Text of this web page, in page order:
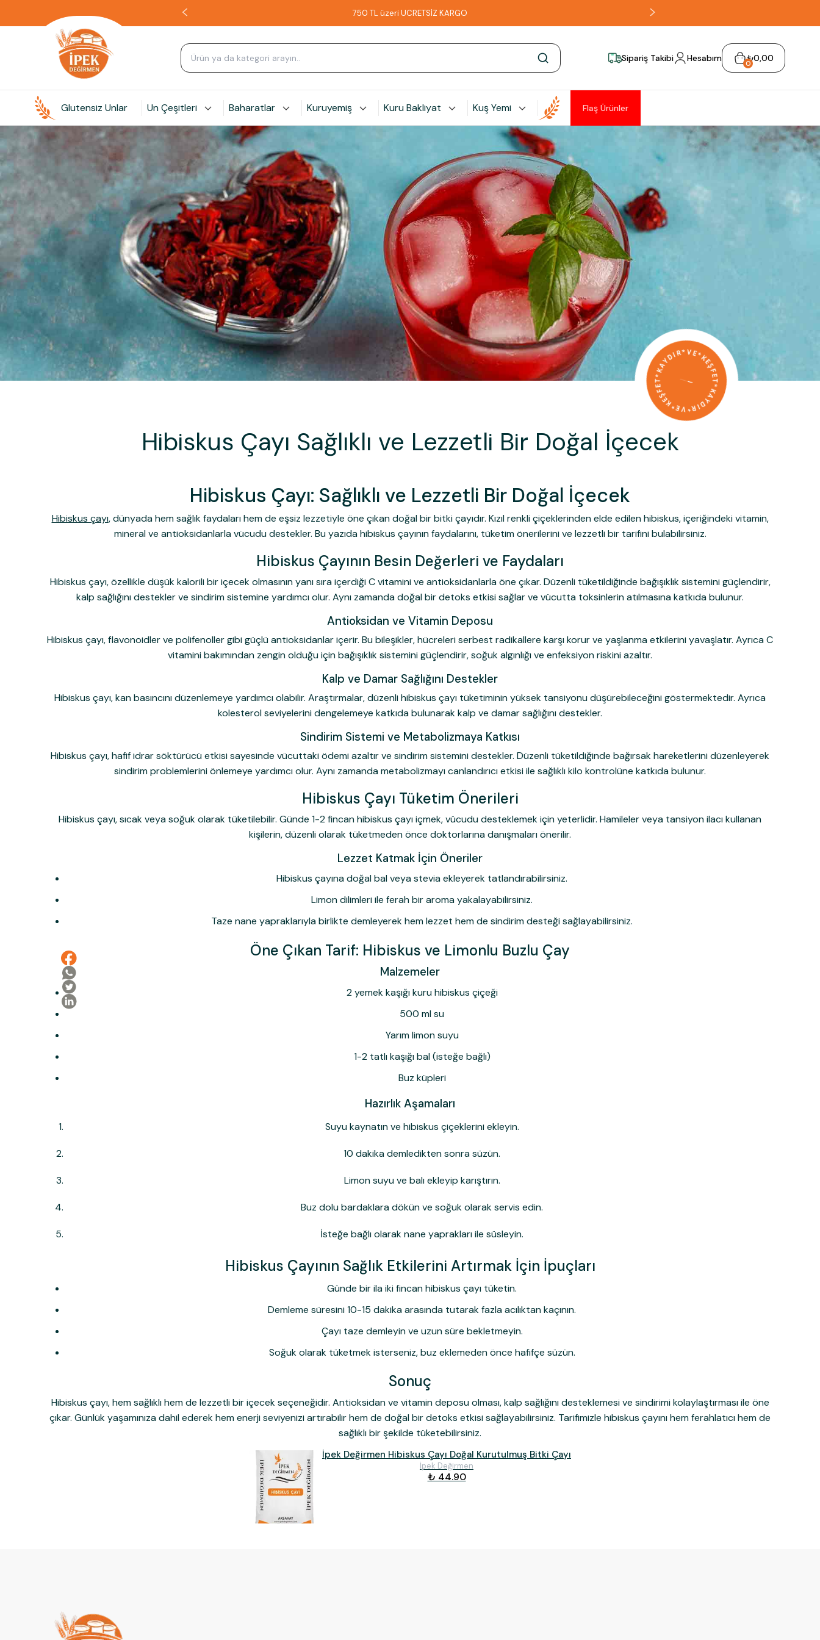
750 TL üzeri ÜCRETSİZ KARGO
Sipariş Takibi Hesabım 0₺0,00
Glutensiz Unlar Un Çeşitleri Baharatlar Kuruyemiş Kuru Bakliyat Kuş Yemi Flaş Ürünler
Hibiskus Çayı Sağlıklı ve Lezzetli Bir Doğal İçecek
Hibiskus Çayı: Sağlıklı ve Lezzetli Bir Doğal İçecek
Hibiskus çayı, dünyada hem sağlık faydaları hem de eşsiz lezzetiyle öne çıkan doğal bir bitki çayıdır. Kızıl renkli çiçeklerinden elde edilen hibiskus, içeriğindeki vitamin,
mineral ve antioksidanlarla vücudu destekler. Bu yazıda hibiskus çayının faydalarını, tüketim önerilerini ve lezzetli bir tarifini bulabilirsiniz.
Hibiskus Çayının Besin Değerleri ve Faydaları
Hibiskus çayı, özellikle düşük kalorili bir içecek olmasının yanı sıra içerdiği C vitamini ve antioksidanlarla öne çıkar. Düzenli tüketildiğinde bağışıklık sistemini güçlendirir,
kalp sağlığını destekler ve sindirim sistemine yardımcı olur. Aynı zamanda doğal bir detoks etkisi sağlar ve vücutta toksinlerin atılmasına katkıda bulunur.
Antioksidan ve Vitamin Deposu
Hibiskus çayı, flavonoidler ve polifenoller gibi güçlü antioksidanlar içerir. Bu bileşikler, hücreleri serbest radikallere karşı korur ve yaşlanma etkilerini yavaşlatır. Ayrıca C
vitamini bakımından zengin olduğu için bağışıklık sistemini güçlendirir, soğuk algınlığı ve enfeksiyon riskini azaltır.
Kalp ve Damar Sağlığını Destekler
Hibiskus çayı, kan basıncını düzenlemeye yardımcı olabilir. Araştırmalar, düzenli hibiskus çayı tüketiminin yüksek tansiyonu düşürebileceğini göstermektedir. Ayrıca
kolesterol seviyelerini dengelemeye katkıda bulunarak kalp ve damar sağlığını destekler.
Sindirim Sistemi ve Metabolizmaya Katkısı
Hibiskus çayı, hafif idrar söktürücü etkisi sayesinde vücuttaki ödemi azaltır ve sindirim sistemini destekler. Düzenli tüketildiğinde bağırsak hareketlerini düzenleyerek
sindirim problemlerini önlemeye yardımcı olur. Aynı zamanda metabolizmayı canlandırıcı etkisi ile sağlıklı kilo kontrolüne katkıda bulunur.
Hibiskus Çayı Tüketim Önerileri
Hibiskus çayı, sıcak veya soğuk olarak tüketilebilir. Günde 1-2 fincan hibiskus çayı içmek, vücudu desteklemek için yeterlidir. Hamileler veya tansiyon ilacı kullanan
kişilerin, düzenli olarak tüketmeden önce doktorlarına danışmaları önerilir.
Lezzet Katmak İçin Öneriler
Hibiskus çayına doğal bal veya stevia ekleyerek tatlandırabilirsiniz.
Limon dilimleri ile ferah bir aroma yakalayabilirsiniz.
Taze nane yapraklarıyla birlikte demleyerek hem lezzet hem de sindirim desteği sağlayabilirsiniz.
Öne Çıkan Tarif: Hibiskus ve Limonlu Buzlu Çay
Malzemeler
2 yemek kaşığı kuru hibiskus çiçeği
500 ml su
Yarım limon suyu
1-2 tatlı kaşığı bal (isteğe bağlı)
Buz küpleri
Hazırlık Aşamaları
Suyu kaynatın ve hibiskus çiçeklerini ekleyin.
10 dakika demledikten sonra süzün.
Limon suyu ve balı ekleyip karıştırın.
Buz dolu bardaklara dökün ve soğuk olarak servis edin.
İsteğe bağlı olarak nane yaprakları ile süsleyin.
Hibiskus Çayının Sağlık Etkilerini Artırmak İçin İpuçları
Günde bir ila iki fincan hibiskus çayı tüketin.
Demleme süresini 10-15 dakika arasında tutarak fazla acılıktan kaçının.
Çayı taze demleyin ve uzun süre bekletmeyin.
Soğuk olarak tüketmek isterseniz, buz eklemeden önce hafifçe süzün.
Sonuç
Hibiskus çayı, hem sağlıklı hem de lezzetli bir içecek seçeneğidir. Antioksidan ve vitamin deposu olması, kalp sağlığını desteklemesi ve sindirimi kolaylaştırması ile öne
çıkar. Günlük yaşamınıza dahil ederek hem enerji seviyenizi artırabilir hem de doğal bir detoks etkisi sağlayabilirsiniz. Tarifimizle hibiskus çayını hem ferahlatıcı hem de
sağlıklı bir şekilde tüketebilirsiniz.
İpek Değirmen Hibiskus Çayı Doğal Kurutulmuş Bitki Çayı
İpek Değirmen
₺ 44.90